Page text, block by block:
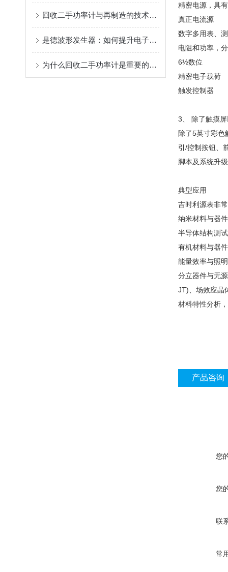
回收二手功率计与再制造的技术挑战与应对
是德波形发生器：如何提升电子测试的精度与效率
为什么回收二手功率计是重要的环保行动？
精密电源，具
真正电流源
数字多用表、
电阻和功率，
6½数位
精密电子载荷
触发控制器
3、 除了触摸
除了5英寸彩
引/控制按钮、
脚本及系统升
典型应用
吉时利源表非
纳米材料与器
半导体结构测
有机材料与器
能量效率与照
分立器件与无
JT)、场效应晶
材料特性分析
产品咨询
您
您
联
常